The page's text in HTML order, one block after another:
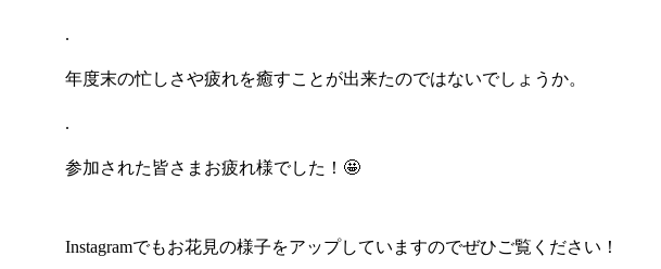
.
年度末の忙しさや疲れを癒すことが出来たのではないでしょうか。
.
参加された皆さまお疲れ様でした！🤩
Instagramでもお花見の様子をアップしていますのでぜひご覧ください！